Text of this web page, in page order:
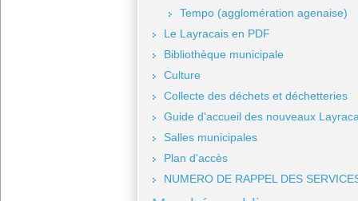
Tempo (agglomération agenaise)
Le Layracais en PDF
Bibliothèque municipale
Culture
Collecte des déchets et déchetteries
Guide d'accueil des nouveaux
Salles municipales
Plan d'accès
NUMERO DE RAPPEL DES